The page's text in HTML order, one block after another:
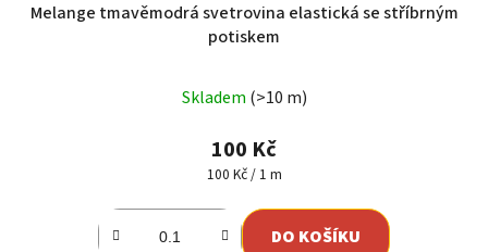
Melange tmavěmodrá svetrovina elastická se stříbrným
potiskem
Skladem (>10 m)
100 Kč
Měrná
100 Kč / 1 m
DO KOŠÍKU